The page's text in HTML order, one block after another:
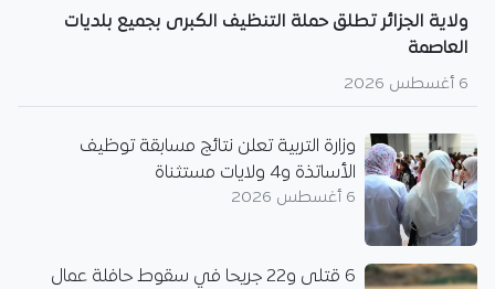
ولاية الجزائر تطلق حملة التنظيف الكبرى بجميع بلديات
العاصمة
6 أغسطس 2026
وزارة التربية تعلن نتائج مسابقة توظيف
الأساتذة و4 ولايات مستثناة
6 أغسطس 2026
6 قتلى و22 جريحا في سقوط حافلة عمال